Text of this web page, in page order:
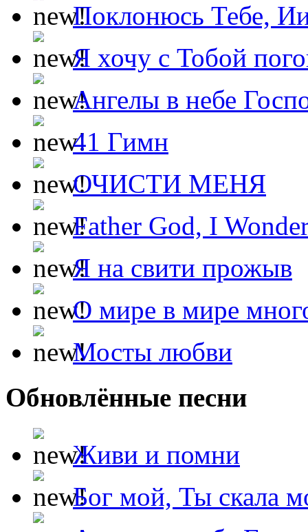
Поклонюсь Тебе,
Я хочу с Тобой
Ангелы в небе
41 Гимн
ОЧИСТИ МЕНЯ
Father God, I
Я на свити прожыв
О мире в мире
Мосты любви
Обновлённые песни
Живи и помни
Бог мой, Ты скала